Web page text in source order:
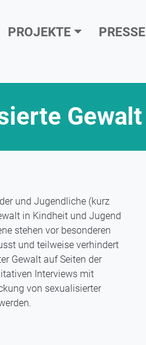
PROJEKTE PRESSE
Gewalt
und Jugendliche (kurz
in Kindheit und Jugend
stehen vor besonderen
und teilweise verhindert
Gewalt auf Seiten der
Interviews mit
von sexualisierter